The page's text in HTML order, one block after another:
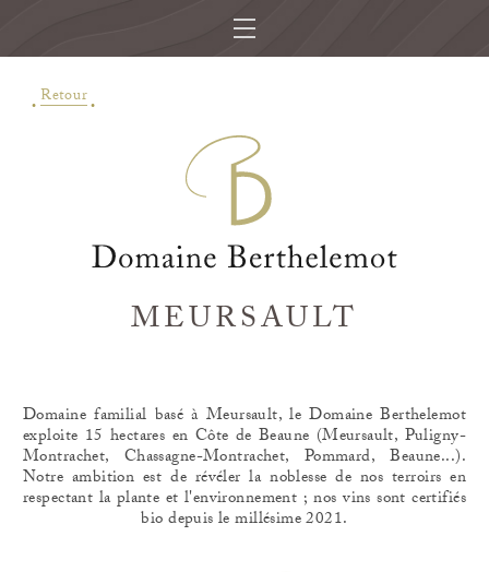
Retour
MEURSAULT
Domaine familial basé à Meursault, le Domaine Berthelemot
exploite 15 hectares en Côte de Beaune (Meursault, Puligny-
Montrachet, Chassagne-Montrachet, Pommard, Beaune...).
Notre ambition est de révéler la noblesse de nos terroirs en
respectant la plante et l'environnement ; nos vins sont certifiés
bio depuis le millésime 2021.